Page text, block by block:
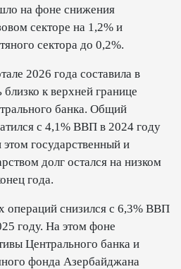
на фоне снижения
секторе на 1,2% и
сектора до 0,2%.
2026 года составила в
к верхней границе
банка. Общий
с 4,1% ВВП в 2024 году
государственный и
долг остался на низком
года.
операций снизился с 6,3% ВВП
году. На этом фоне
Центрального банка и
фонда Азербайджана